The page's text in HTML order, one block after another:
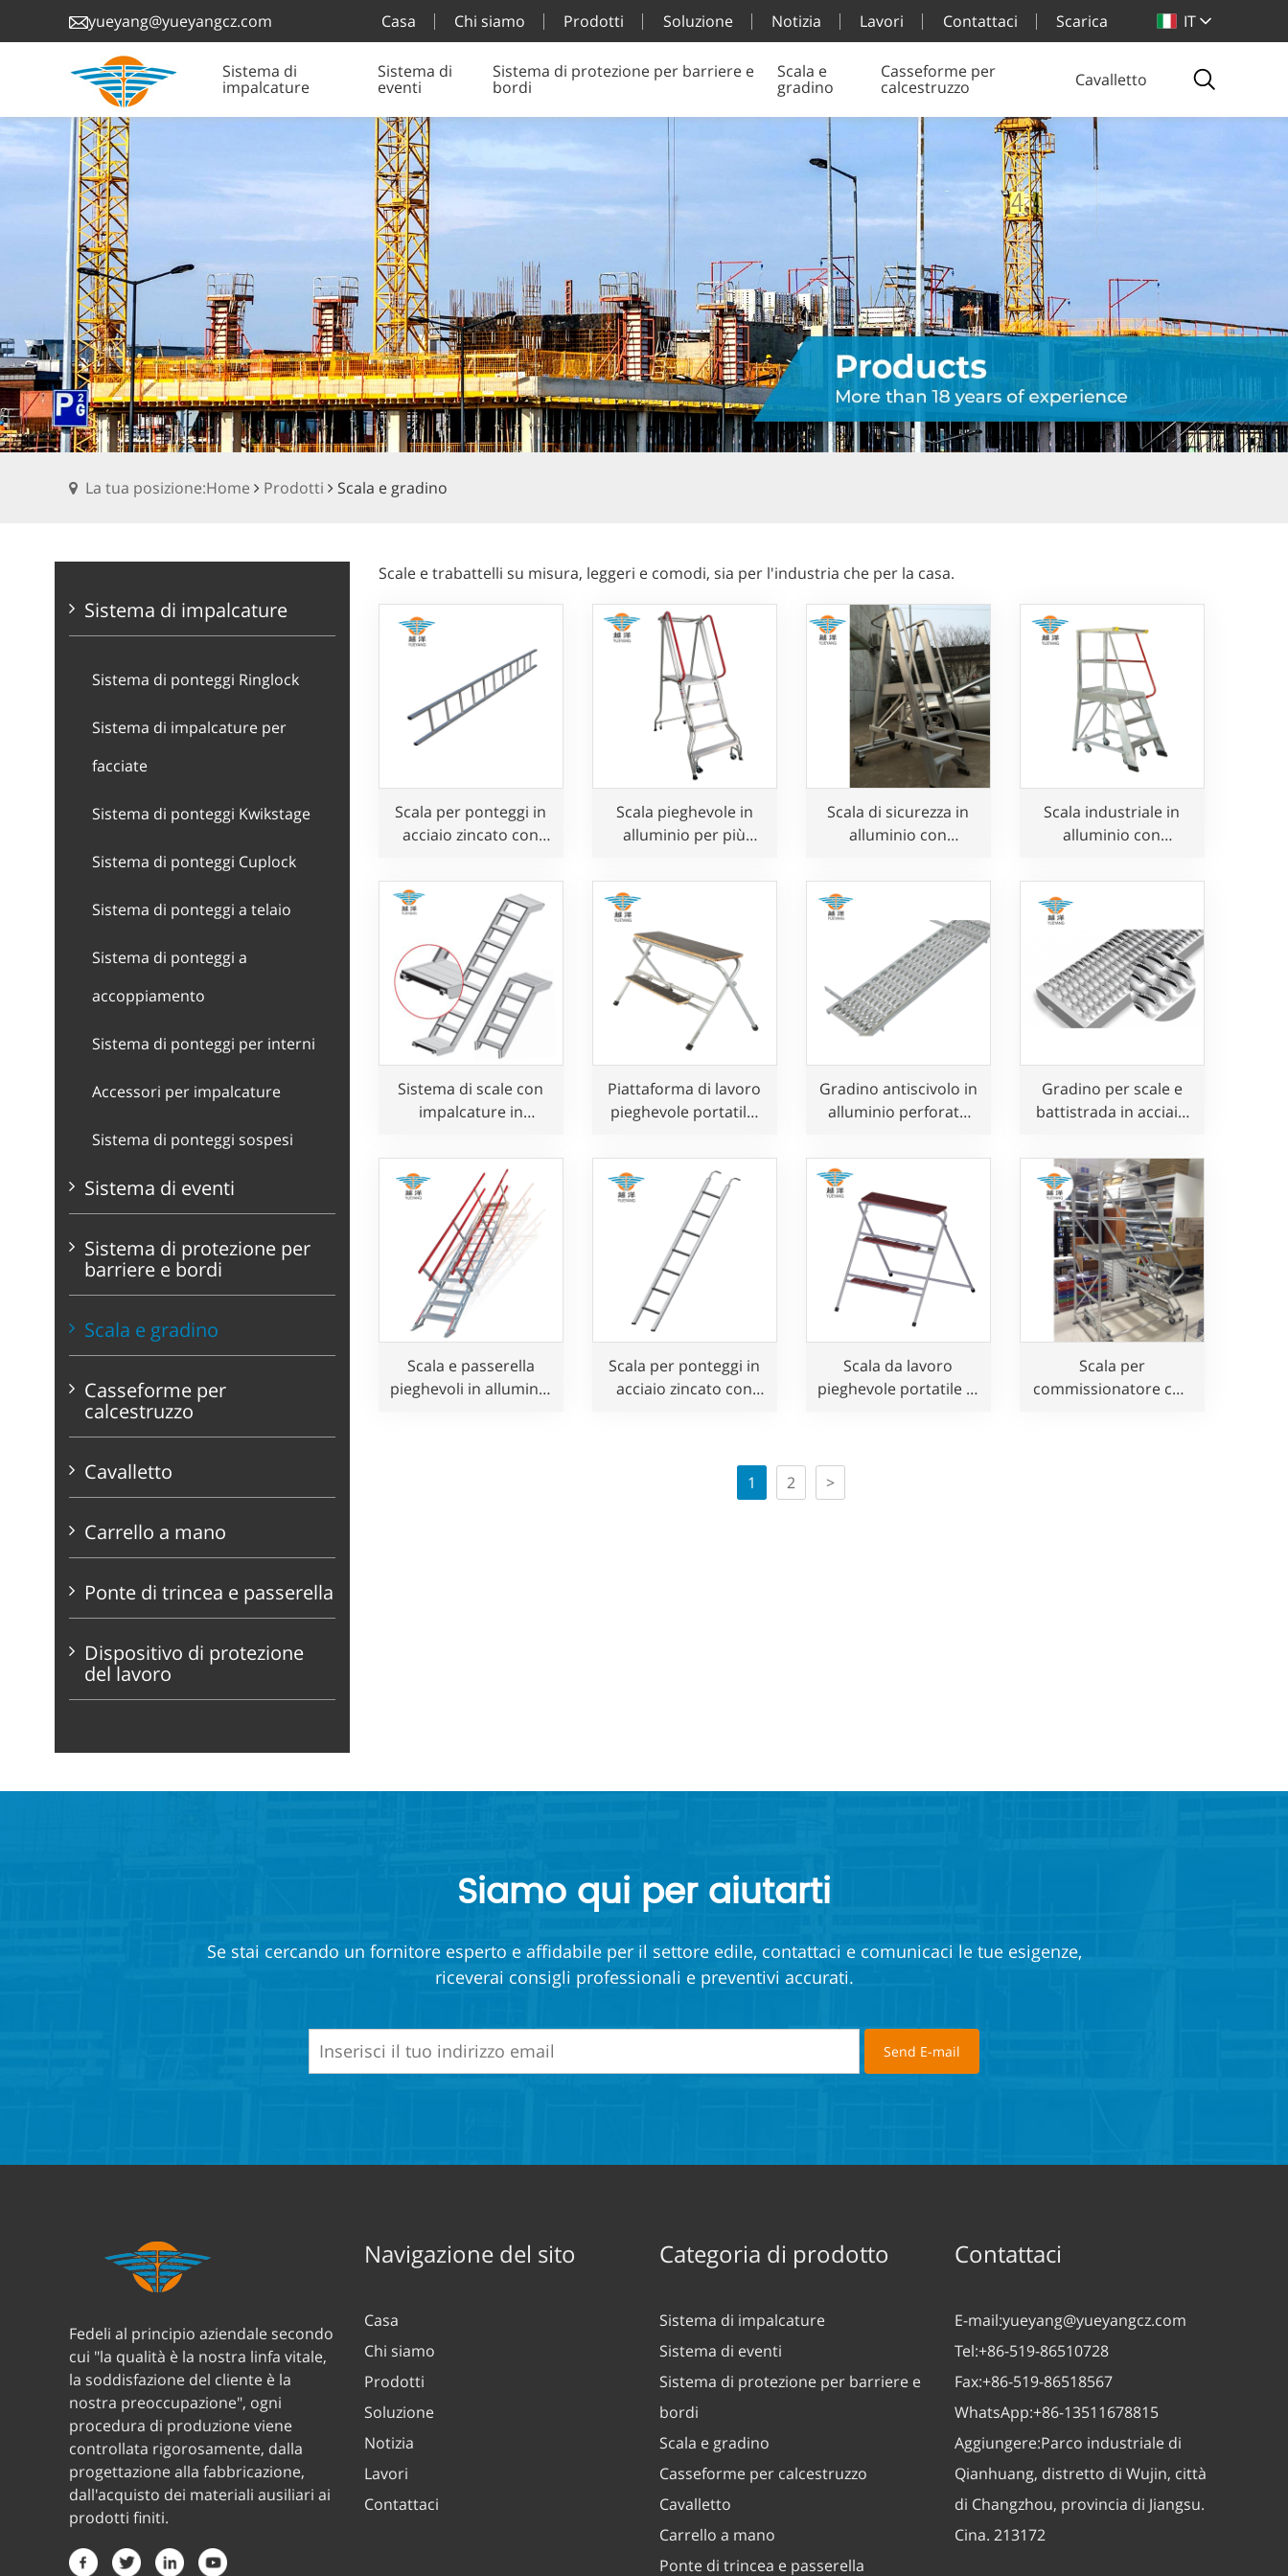
yueyang@yueyangcz.com Casa Chi siamo Prodotti Soluzione Notizia Lavori Contattaci Scarica IT
Sistema di
impalcature
Sistema di
eventi
Sistema di protezione per barriere e
bordi
Scala e
gradino
Casseforme per
calcestruzzo Cavalletto
La tua posizione:Home Prodotti Scala e gradino
Sistema di impalcature
Sistema di ponteggi Ringlock
Sistema di impalcature per
facciate
Sistema di ponteggi Kwikstage
Sistema di ponteggi Cuplock
Sistema di ponteggi a telaio
Sistema di ponteggi a
accoppiamento
Sistema di ponteggi per interni
Accessori per impalcature
Sistema di ponteggi sospesi
Sistema di eventi
Sistema di protezione per
barriere e bordi
Scala e gradino
Casseforme per
calcestruzzo
Cavalletto
Carrello a mano
Ponte di trincea e passerella
Dispositivo di protezione
del lavoro
Scale e trabattelli su misura, leggeri e comodi, sia per l'industria che per la casa.
Scala per ponteggi in
acciaio zincato con
Scala pieghevole in
alluminio per più
Scala di sicurezza in
alluminio con
Scala industriale in
alluminio con
sicurezza per uso in
Sistema di scale con
impalcature in
intelligente
Piattaforma di lavoro
pieghevole portatile,
altezza, 2 gradini
Gradino antiscivolo in
alluminio perforato
Gradino per scale e
battistrada in acciaio
Scala e passerella
pieghevoli in alluminio
Scala per ponteggi in
acciaio zincato con
Scala da lavoro
pieghevole portatile in
Scala per
commissionatore con
1 2 >
Siamo qui per aiutarti
Se stai cercando un fornitore esperto e affidabile per il settore edile, contattaci e comunicaci le tue esigenze,
riceverai consigli professionali e preventivi accurati.
Fedeli al principio aziendale secondo
cui "la qualità è la nostra linfa vitale,
la soddisfazione del cliente è la
nostra preoccupazione", ogni
procedura di produzione viene
controllata rigorosamente, dalla
progettazione alla fabbricazione,
dall'acquisto dei materiali ausiliari ai
prodotti finiti.
Navigazione del sito
Casa
Chi siamo
Prodotti
Soluzione
Notizia
Lavori
Contattaci
Categoria di prodotto
Sistema di impalcature
Sistema di eventi
Sistema di protezione per barriere e
bordi
Scala e gradino
Casseforme per calcestruzzo
Cavalletto
Carrello a mano
Ponte di trincea e passerella
Contattaci
E-mail:yueyang@yueyangcz.com
Tel:+86-519-86510728
Fax:+86-519-86518567
WhatsApp:+86-13511678815
Aggiungere:Parco industriale di
Qianhuang, distretto di Wujin, città
di Changzhou, provincia di Jiangsu.
Cina. 213172